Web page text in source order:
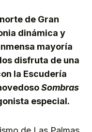
de Gran
dinámica y
mayoría
disfruta de una
la Escudería
Sombras
especial.